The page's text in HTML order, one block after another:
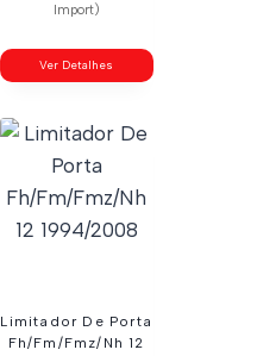
Import)
Ver Detalhes
Limitador De Porta
Fh/Fm/Fmz/Nh 12